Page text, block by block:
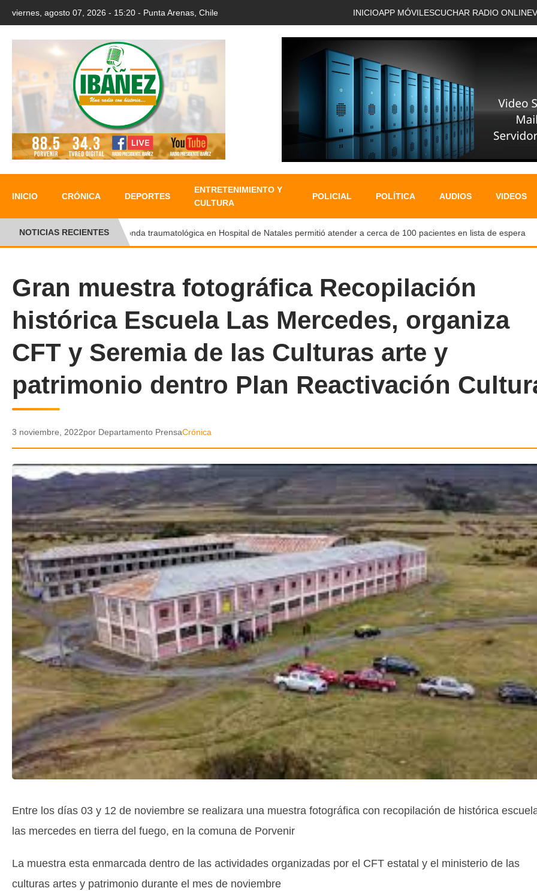
viernes, agosto 07, 2026 - 15:20 - Punta Arenas, Chile INICIOAPP MÓVIL ESCUCHAR RADIO ONLINE
INICIO CRÓNICA DEPORTES
ENTRETENIMIENTO Y
CULTURA
POLICIAL POLÍTICA AUDIOS VIDEOS
NOTICIAS RECIENTESRonda traumatológica en Hospital de Natales permitió atender a cerca de 100 pacientes en lista de espera
Gran muestra fotográfica Recopilación
histórica Escuela Las Mercedes, organiza
CFT y Seremia de las Culturas arte y
patrimonio dentro Plan Reactivación
3 noviembre, 2022por Departamento PrensaCrónica
Entre los días 03 y 12 de noviembre se realizara una muestra fotográfica con recopilación de histórica
las mercedes en tierra del fuego, en la comuna de Porvenir
La muestra esta enmarcada dentro de las actividades organizadas por el CFT estatal y el ministerio de las
culturas artes y patrimonio durante el mes de noviembre